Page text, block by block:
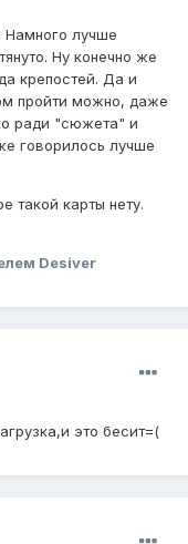
Намного лучше
Ну конечно же
крепостей. Да и
пройти можно, даже
ради "сюжета" и
говорилось лучше
такой карты нету.
Desiver
это бесит=(